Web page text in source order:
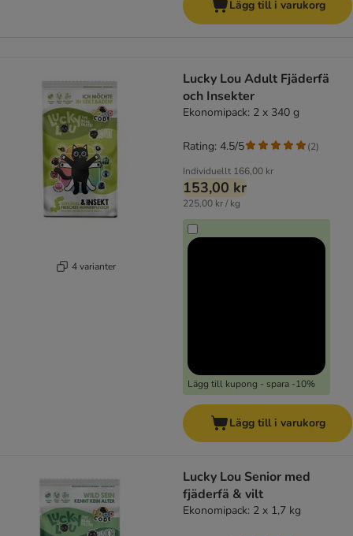
Lägg till i varukorg
4 varianter
Lucky Lou Adult Fjäderfä
och Insekter
Ekonomipack: 2 x 340 g
Individuellt 166,00 kr
153,00 kr
225,00 kr / kg
Lägg till kupong - spara -10%
Rating: 4.5/5 (2)
Lägg till i varukorg
Lucky Lou Senior med
fjäderfä & vilt
Ekonomipack: 2 x 1,7 kg